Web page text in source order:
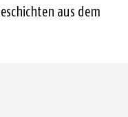
aus dem